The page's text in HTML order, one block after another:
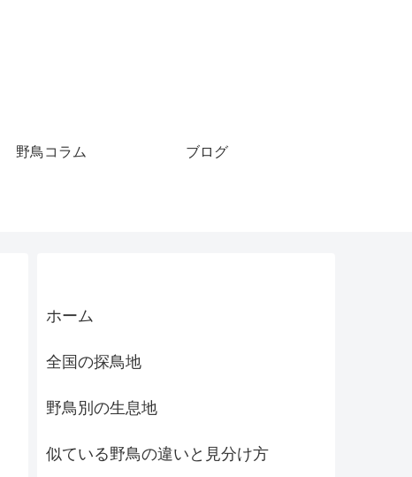
野鳥コラム ブログ
ホーム
全国の探鳥地
野鳥別の生息地
似ている野鳥の違いと見分け方